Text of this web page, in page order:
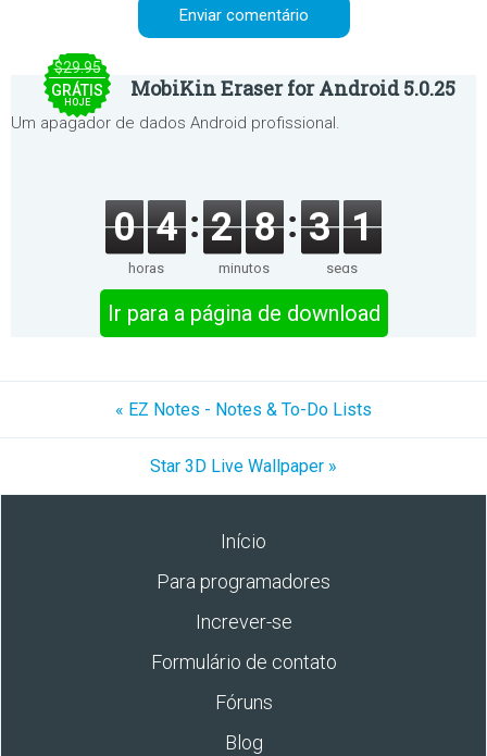
$29.95
GRÁTIS
HOJE
MobiKin Eraser for Android 5.0.25
Um apagador de dados Android profissional.
0 4
horas
2 8
minutos
3 1
segs
Ir para a página de download
« EZ Notes - Notes & To-Do Lists
Star 3D Live Wallpaper »
Início
Para programadores
Increver-se
Formulário de contato
Fóruns
Blog